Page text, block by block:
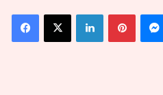
courriel
FacebookX Linkedin